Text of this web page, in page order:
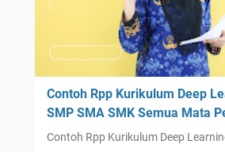
Contoh Rpp Kurikulum Deep
SMP SMA SMK Semua Mata
Contoh Rpp Kurikulum Deep